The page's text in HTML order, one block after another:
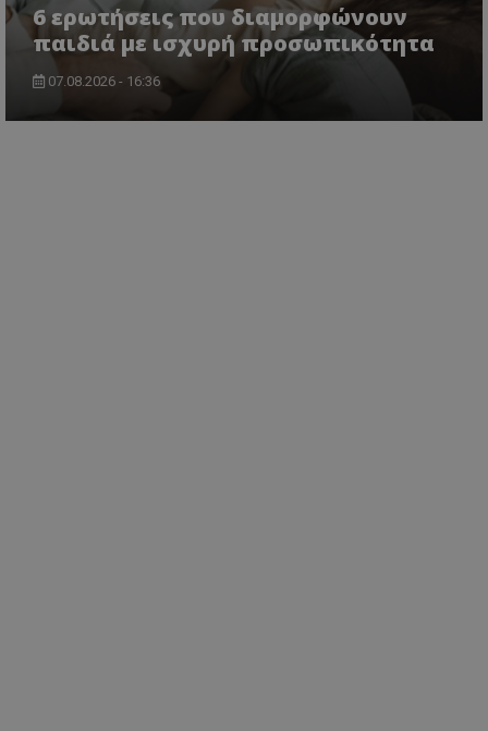
6 ερωτήσεις που διαμορφώνουν
παιδιά με ισχυρή προσωπικότητα
07.08.2026 - 16:36